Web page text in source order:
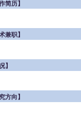
简历】
兼职】
】
方向】